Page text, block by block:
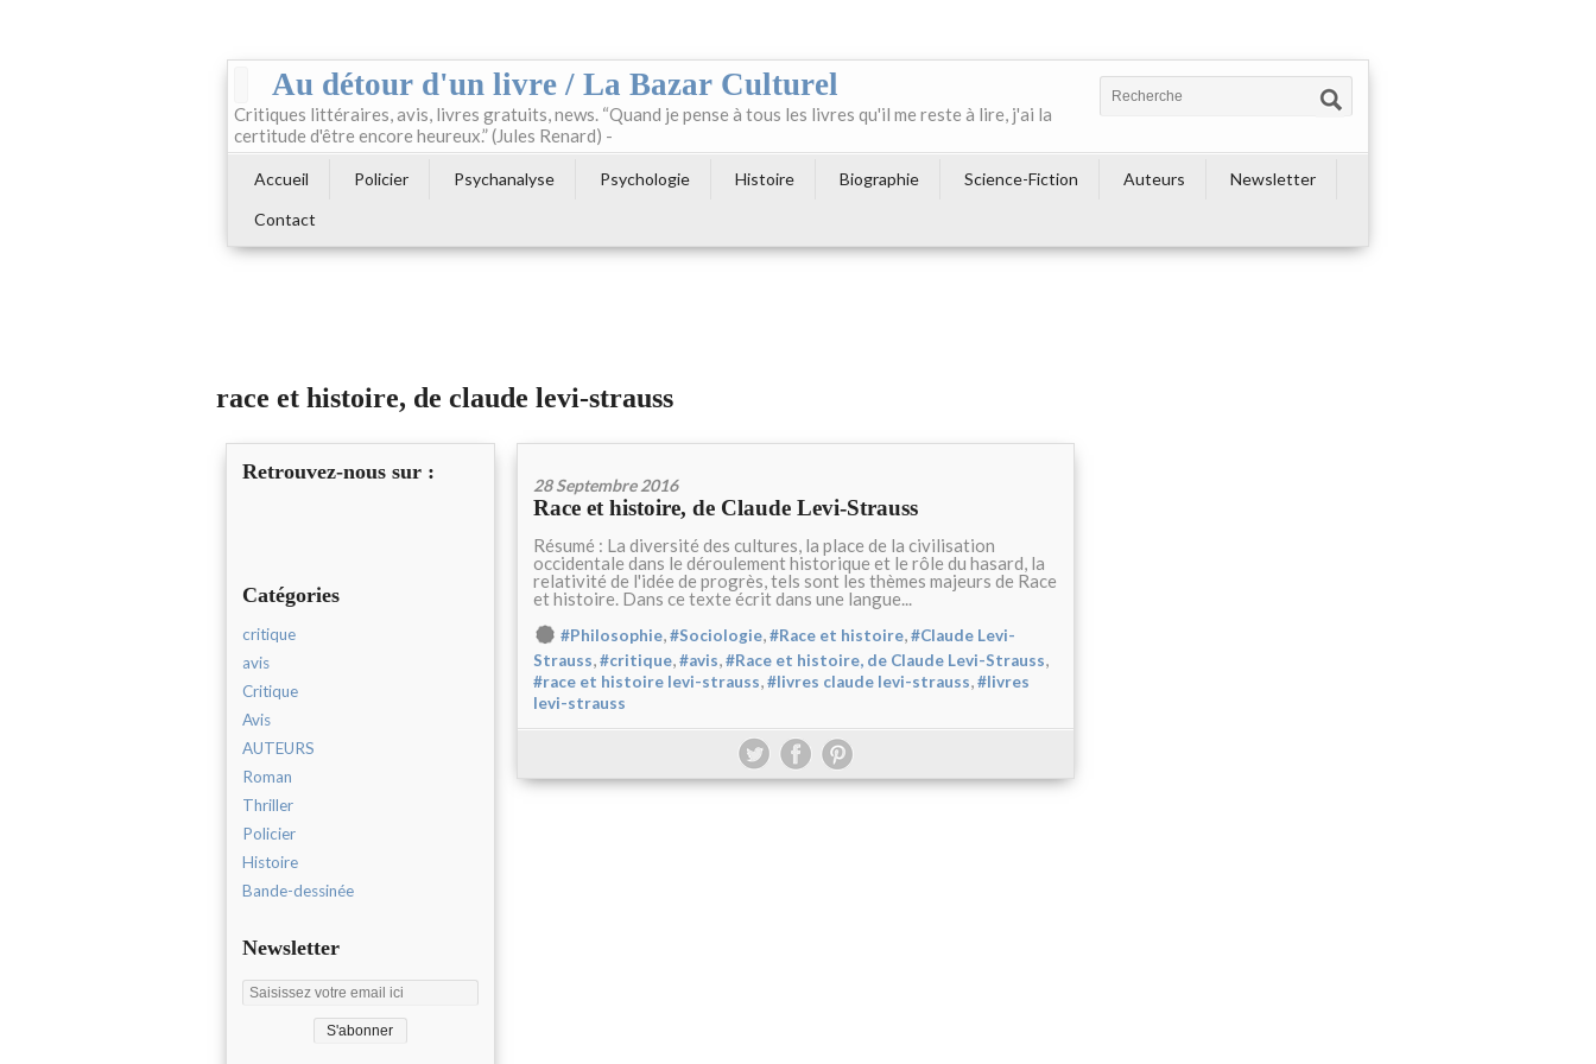
Au détour d'un livre / La Bazar Culturel
Critiques littéraires, avis, livres gratuits, news. “Quand je pense à tous les livres qu'il me reste à lire, j'ai la
certitude d'être encore heureux.” (Jules Renard) -
Accueil Policier Psychanalyse Psychologie Histoire Biographie Science-Fiction Auteurs
Newsletter
Contact
race et histoire, de claude levi-strauss
Retrouvez-nous sur :
Catégories
critique
avis
Critique
Avis
AUTEURS
Roman
Thriller
Policier
Histoire
Bande-dessinée
Newsletter
28 Septembre 2016
Race et histoire, de Claude Levi-Strauss
Résumé : La diversité des cultures, la place de la civilisation
occidentale dans le déroulement historique et le rôle du hasard, la
relativité de l'idée de progrès, tels sont les thèmes majeurs de Race
et histoire. Dans ce texte écrit dans une langue...
#Philosophie,#Sociologie,#Race et histoire,#Claude Levi-
Strauss,#critique,#avis,#Race et histoire, de Claude Levi-Strauss,
#race et histoire levi-strauss,#livres claude levi-strauss,#livres
levi-strauss